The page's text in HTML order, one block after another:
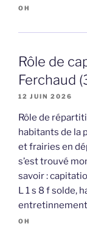
OH
Rôle de
Ferchaud
12 JUIN 2026
Rôle de
habitants de la
et frairies en
s’est trouvé
savoir :
L 1 s 8 f solde,
OH